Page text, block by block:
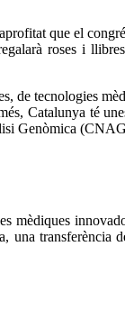
que el
roses i
de tecnologies
Catalunya té
Genòmica